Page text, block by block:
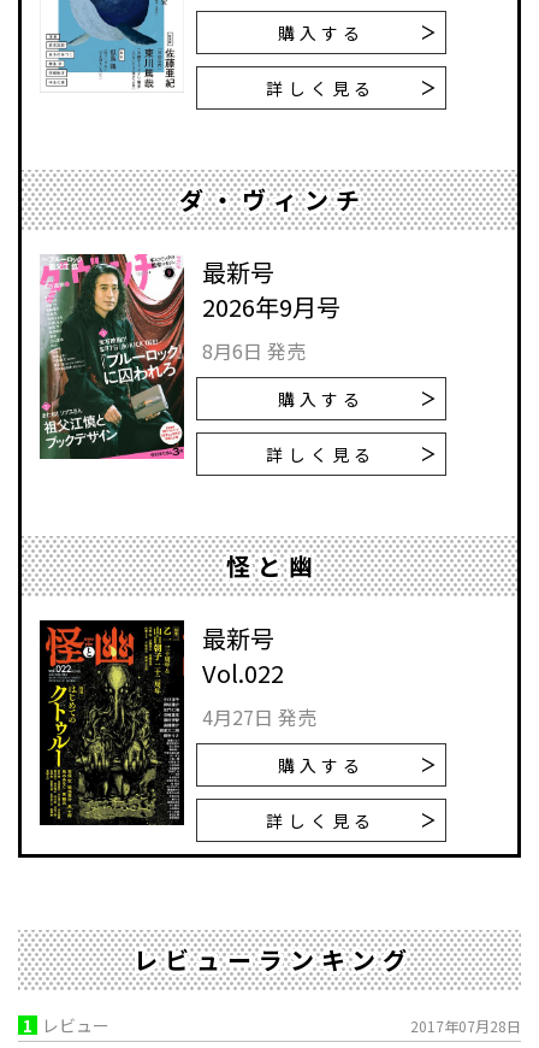
購入する
詳しく見る
ダ・ヴィンチ
最新号
2026年9月号
8月6日 発売
購入する
詳しく見る
怪と幽
最新号
Vol.022
4月27日 発売
購入する
詳しく見る
レビューランキング
1 レビュー 2017年07月28日